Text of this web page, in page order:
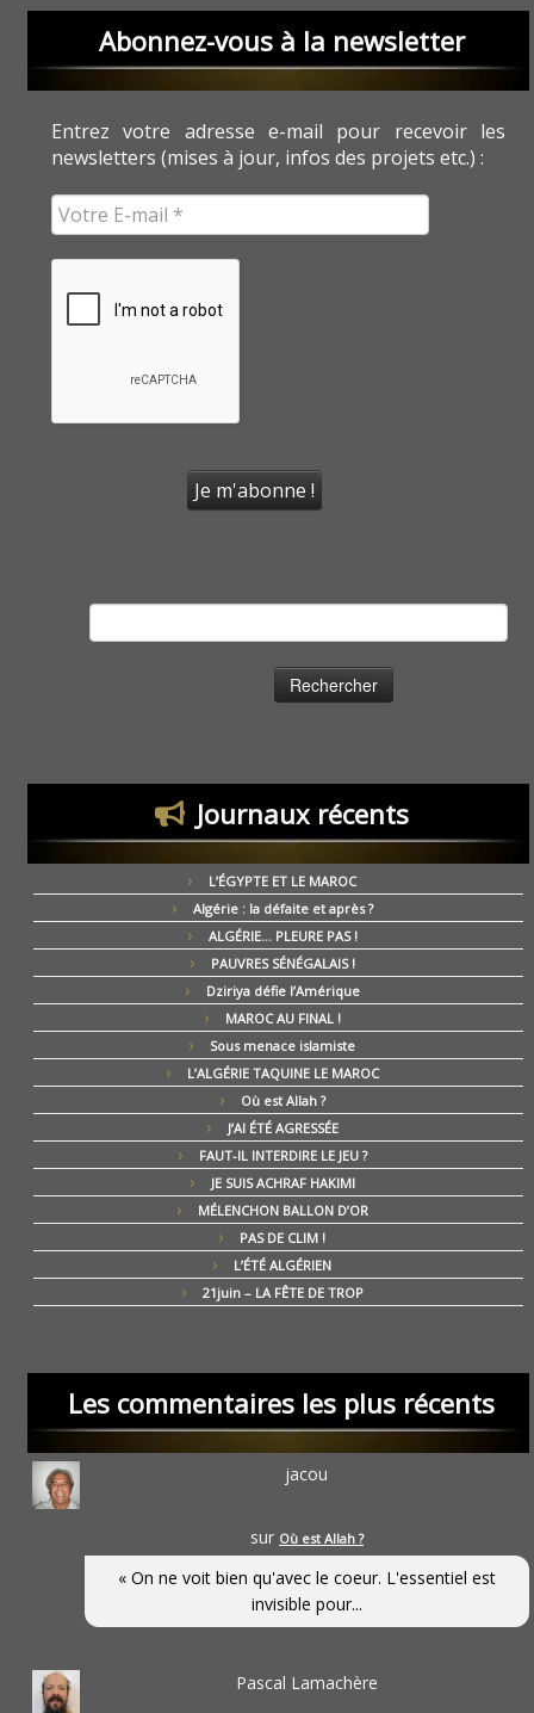
Abonnez-vous à la newsletter
Entrez votre adresse e-mail pour recevoir les
newsletters (mises à jour, infos des projets etc.) :
Journaux récents
L’ÉGYPTE ET LE MAROC
Algérie : la défaite et après ?
ALGÉRIE… PLEURE PAS !
PAUVRES SÉNÉGALAIS !
Dziriya défie l’Amérique
MAROC AU FINAL !
Sous menace islamiste
L’ALGÉRIE TAQUINE LE MAROC
Où est Allah ?
J’AI ÉTÉ AGRESSÉE
FAUT-IL INTERDIRE LE JEU ?
JE SUIS ACHRAF HAKIMI
MÉLENCHON BALLON D’OR
PAS DE CLIM !
L’ÉTÉ ALGÉRIEN
21juin – LA FÊTE DE TROP
Les commentaires les plus récents
jacou
sur Où est Allah ?
« On ne voit bien qu'avec le coeur. L'essentiel est
invisible pour...
Pascal Lamachère